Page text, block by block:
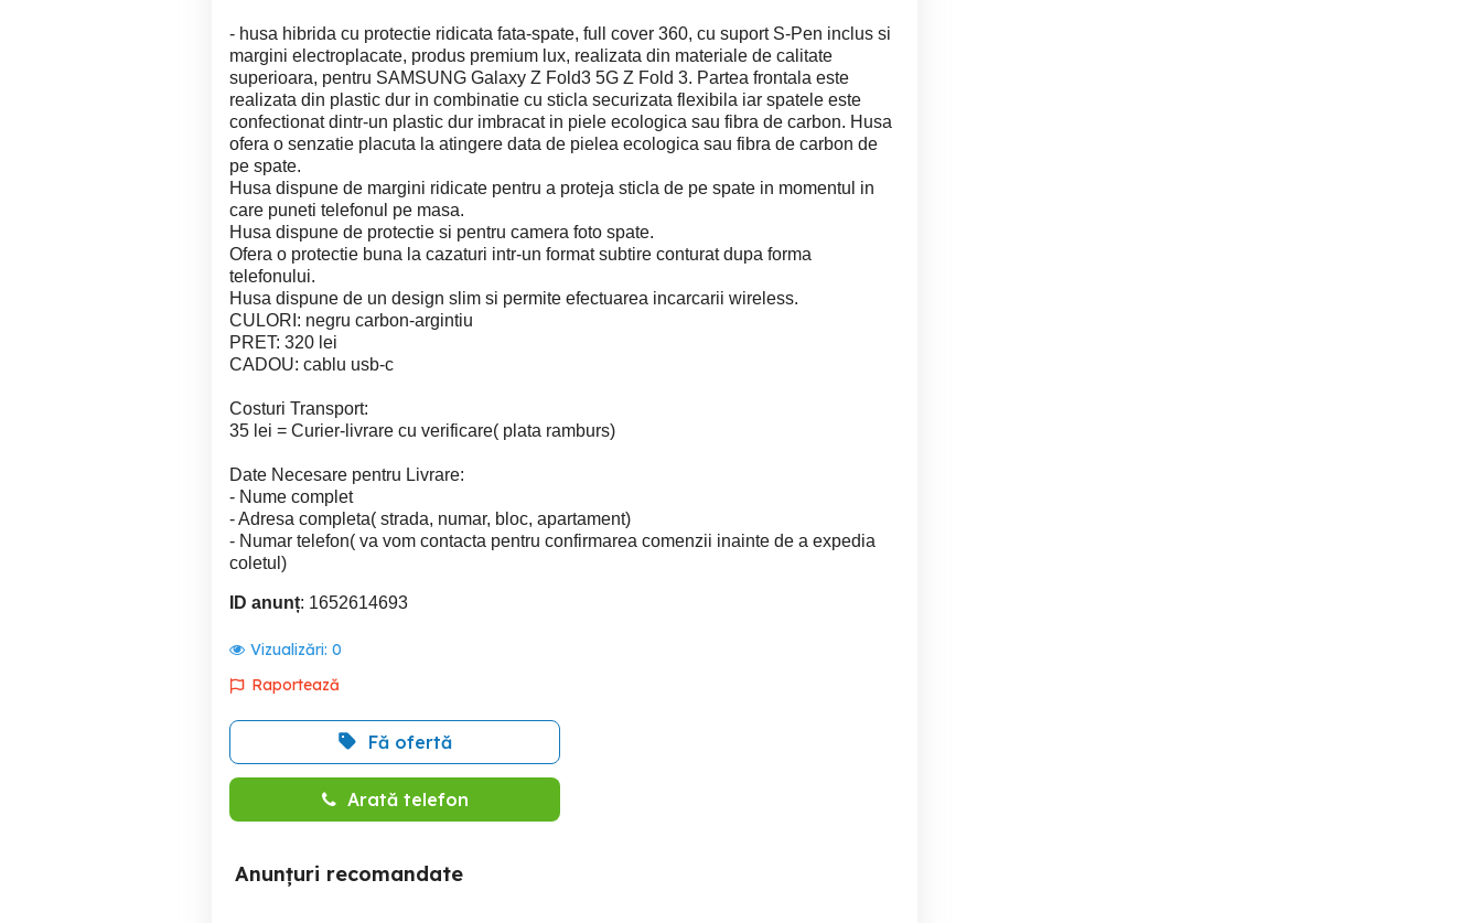
- husa hibrida cu protectie ridicata fata-spate, full cover 360, cu suport S-Pen inclus si
margini electroplacate, produs premium lux, realizata din materiale de calitate
superioara, pentru SAMSUNG Galaxy Z Fold3 5G Z Fold 3. Partea frontala este
realizata din plastic dur in combinatie cu sticla securizata flexibila iar spatele este
confectionat dintr-un plastic dur imbracat in piele ecologica sau fibra de carbon. Husa
ofera o senzatie placuta la atingere data de pielea ecologica sau fibra de carbon de
pe spate.
Husa dispune de margini ridicate pentru a proteja sticla de pe spate in momentul in
care puneti telefonul pe masa.
Husa dispune de protectie si pentru camera foto spate.
Ofera o protectie buna la cazaturi intr-un format subtire conturat dupa forma
telefonului.
Husa dispune de un design slim si permite efectuarea incarcarii wireless.
CULORI: negru carbon-argintiu
PRET: 320 lei
CADOU: cablu usb-c
Costuri Transport:
35 lei = Curier-livrare cu verificare( plata ramburs)
Date Necesare pentru Livrare:
- Nume complet
- Adresa completa( strada, numar, bloc, apartament)
- Numar telefon( va vom contacta pentru confirmarea comenzii inainte de a expedia
coletul)
ID anunț: 1652614693
Vizualizări: 0
Raportează
Fă ofertă
Arată telefon
Anunțuri recomandate